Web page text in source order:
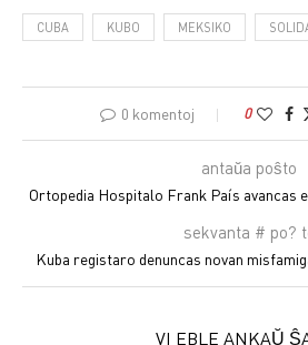
CUBA KUBO MEKSIKO
0 komentoj 0
antaŭa poŝto
Ortopedia Hospitalo Frank País avancas
sekvanta # po?
Kuba registaro denuncas novan
VI EBLE ANKAŬ